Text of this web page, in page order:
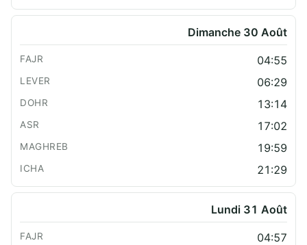
Dimanche 30 Août
04:55
06:29
13:14
17:02
19:59
21:29
Lundi 31 Août
04:57